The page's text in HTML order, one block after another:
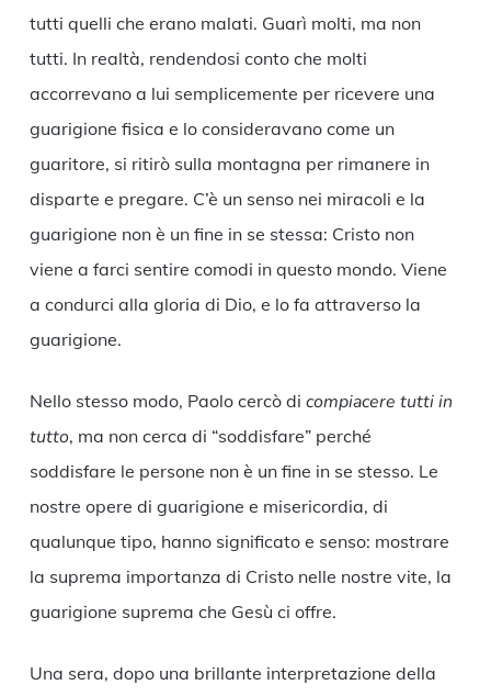
tutti quelli che erano malati. Guarì molti, ma non
tutti. In realtà, rendendosi conto che molti
accorrevano a lui semplicemente per ricevere una
guarigione fisica e lo consideravano come un
guaritore, si ritirò sulla montagna per rimanere in
disparte e pregare. C’è un senso nei miracoli e la
guarigione non è un fine in se stessa: Cristo non
viene a farci sentire comodi in questo mondo. Viene
a condurci alla gloria di Dio, e lo fa attraverso la
guarigione.
Nello stesso modo, Paolo cercò di compiacere tutti in
tutto, ma non cerca di “soddisfare” perché
soddisfare le persone non è un fine in se stesso. Le
nostre opere di guarigione e misericordia, di
qualunque tipo, hanno significato e senso: mostrare
la suprema importanza di Cristo nelle nostre vite, la
guarigione suprema che Gesù ci offre.
Una sera, dopo una brillante interpretazione della